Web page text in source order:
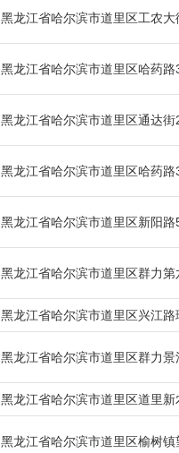
黑龙江省哈尔滨市道里区工农
黑龙江省哈尔滨市道里区哈药路
黑龙江省哈尔滨市道里区通达街
黑龙江省哈尔滨市道里区哈药路
黑龙江省哈尔滨市道里区新阳
黑龙江省哈尔滨市道里区群力
黑龙江省哈尔滨市道里区兴江
黑龙江省哈尔滨市道里区群力
黑龙江省哈尔滨市道里区道里
黑龙江省哈尔滨市道里区榆树